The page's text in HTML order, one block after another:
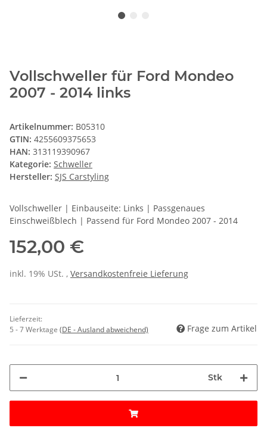
Vollschweller für Ford Mondeo
2007 - 2014 links
Artikelnummer: B05310
GTIN: 4255609375653
HAN: 313119390967
Kategorie: Schweller
Hersteller: SJS Carstyling
Vollschweller | Einbauseite: Links | Passgenaues
Einschweißblech | Passend für Ford Mondeo 2007 - 2014
152,00 €
inkl. 19% USt. , Versandkostenfreie Lieferung
Lieferzeit:
5 - 7 Werktage (DE - Ausland abweichend) Frage zum Artikel
Stk